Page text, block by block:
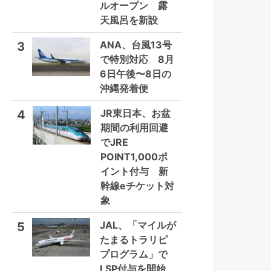
ルオープン 露
天風呂を新設
3
ANA、台風13号
で特別対応 8月
6日午後〜8日の
沖縄発着便
4
JR東日本、お盆
期間の利用回避
でJRE
POINT1,000ポ
イント付与 新
幹線eチケット対
象
5
JAL、「マイルが
たまるトラリピ
プログラム」で
LSP付与を開始